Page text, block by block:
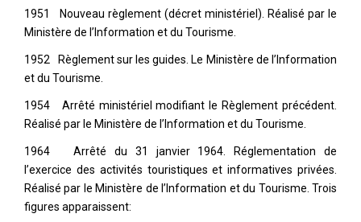
1951 Nouveau règlement (décret ministériel). Réalisé par le
Ministère de l’Information et du Tourisme.
1952 Règlement sur les guides. Le Ministère de l’Information
et du Tourisme.
1954 Arrêté ministériel modifiant le Règlement précédent.
Réalisé par le Ministère de l’Information et du Tourisme.
1964 Arrêté du 31 janvier 1964. Réglementation de
l’exercice des activités touristiques et informatives privées.
Réalisé par le Ministère de l’Information et du Tourisme. Trois
figures apparaissent: